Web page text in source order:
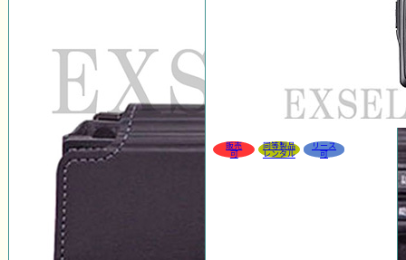
販売
可
同等製品
レンタル
リース
可